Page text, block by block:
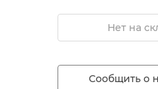
Нет на
Сообщить о